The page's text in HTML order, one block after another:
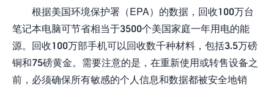
根据美国环境保护署（EPA）的数据，回收100万台
笔记本电脑可节省相当于3500个美国家庭一年用电的能
源。回收100万部手机可以回收数千种材料，包括3.5万磅
铜和75磅黄金。需要注意的是，在重新使用或转售设备之
前，必须确保所有敏感的个人信息和数据都被安全地销